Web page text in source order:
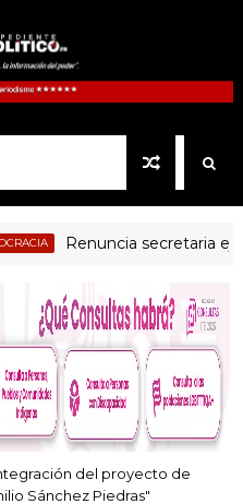
Renuncia secretaria
del proyecto de
Sánchez Piedras"